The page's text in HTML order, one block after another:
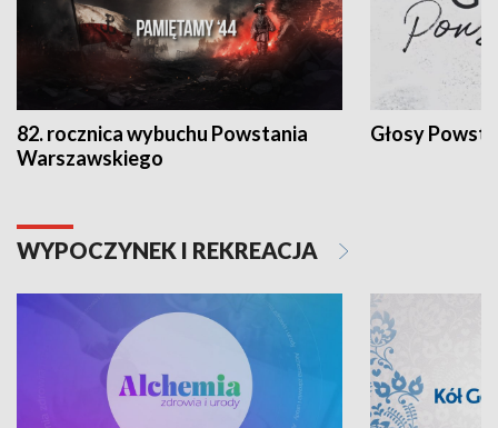
82. rocznica wybuchu Powstania
Warszawskiego
Głosy
WYPOCZYNEK I REKREACJA